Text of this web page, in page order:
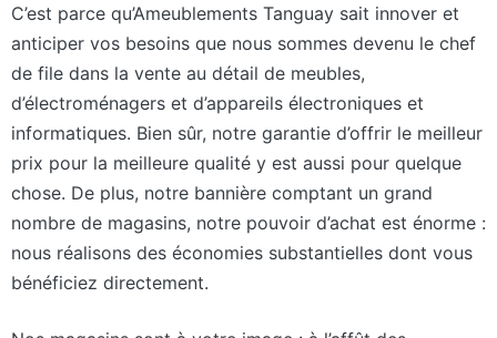
C’est parce qu’Ameublements Tanguay sait innover et
anticiper vos besoins que nous sommes devenu le chef
de file dans la vente au détail de meubles,
d’électroménagers et d’appareils électroniques et
informatiques. Bien sûr, notre garantie d’offrir le meilleur
prix pour la meilleure qualité y est aussi pour quelque
chose. De plus, notre bannière comptant un grand
nombre de magasins, notre pouvoir d’achat est énorme :
nous réalisons des économies substantielles dont vous
bénéficiez directement.